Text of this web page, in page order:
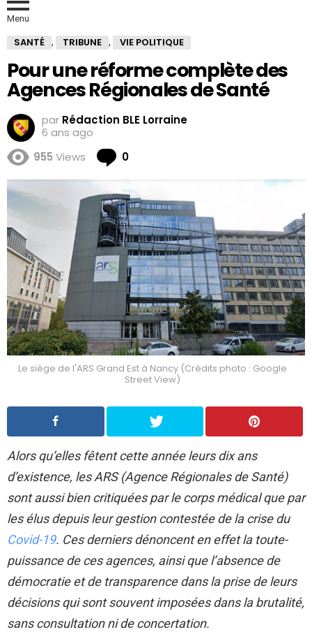
Menu
SANTÉ , TRIBUNE , VIE POLITIQUE
Pour une réforme complète des
Agences Régionales de Santé
par Rédaction BLE Lorraine
6 ans ago
955 Views 0
Le siège de l'ARS Grand Est à Nancy (Crédits photo : Google
Street View)
Alors qu’elles fêtent cette année leurs dix ans
d’existence, les ARS (Agence Régionales de Santé)
sont aussi bien critiquées par le corps médical que par
les élus depuis leur gestion contestée de la crise du
Covid-19. Ces derniers dénoncent en effet la toute-
puissance de ces agences, ainsi que l’absence de
démocratie et de transparence dans la prise de leurs
décisions qui sont souvent imposées dans la brutalité,
sans consultation ni de concertation.